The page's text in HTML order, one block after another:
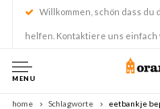
Willkommen, schön dass
helfen. Kontaktiere uns einfach
MENU
home Schlagworte eetbankje